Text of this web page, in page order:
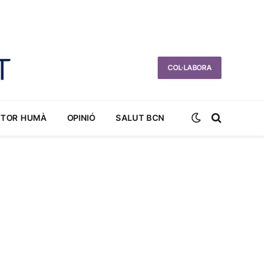
COL·LABORA
HUMÀ OPINIÓ SALUT BCN